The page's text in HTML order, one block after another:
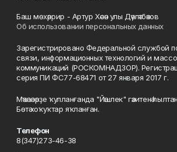
Баш мөхәррир - Артур Хәсән улы Дәүләтбәков
Об использовании персональных данных
Зарегистрировано Федеральной службой
связи, информационных технологий и
коммуникаций (РОСКОМНАДЗОР).
серия ПИ ФС77-68471 от 27 января 2017 г.
Мәҡәләләрҙе ҡулланғанда "Йәшлек" гәзитенә
Бөтә хоҡуҡтар яҡланған.
Телефон
8(347)273-46-38